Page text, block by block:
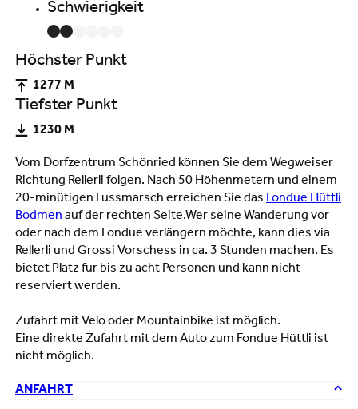
Vom Dorfzentrum Schönried können Sie dem Wegweiser
Richtung Rellerli folgen. Nach 50 Höhenmetern und einem
20-minütigen Fussmarsch erreichen Sie das Fondue Hüttli
Bodmen auf der rechten Seite.Wer seine Wanderung vor
oder nach dem Fondue verlängern möchte, kann dies via
Rellerli und Grossi Vorschess in ca. 3 Stunden machen. Es
bietet Platz für bis zu acht Personen und kann nicht
reserviert werden.
Zufahrt mit Velo oder Mountainbike ist möglich.
Eine direkte Zufahrt mit dem Auto zum Fondue Hüttli ist
nicht möglich.
ANFAHRT
Schwierigkeit
Höchster Punkt
1277 M
Tiefster Punkt
1230 M